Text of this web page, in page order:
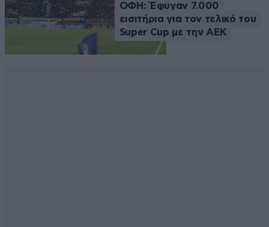
ΟΦΗ: Έφυγαν 7.000
εισιτήρια για τον τελικό του
Super Cup με την ΑΕΚ